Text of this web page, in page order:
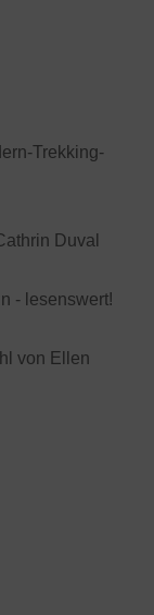
Trekking-
Duval
- lesenswert!
von Ellen